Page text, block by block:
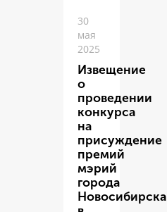
30
мая
2025
Извещение
о
проведении
конкурса
на
присуждение
премий
мэрий
города
Новосибирска